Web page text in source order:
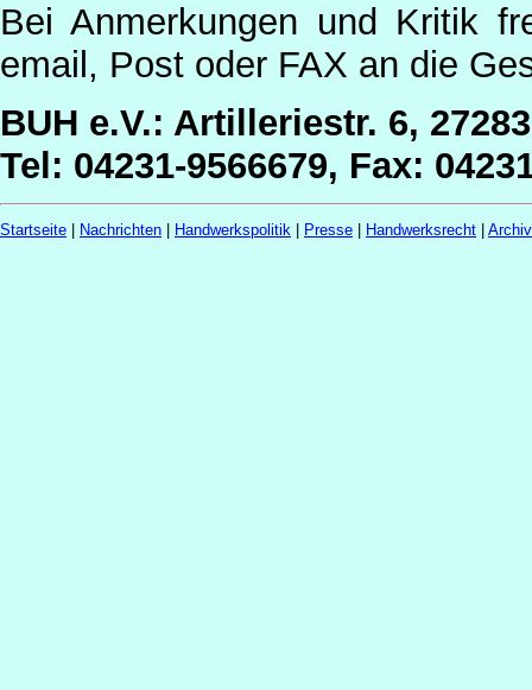
Bei Anmerkungen und Kritik
email, Post oder FAX an die
BUH e.V.: Artilleriestr. 6,
Tel: 04231-9566679, Fax:
Startseite | Nachrichten | Handwerkspolitik | Presse | Handwerksrecht |